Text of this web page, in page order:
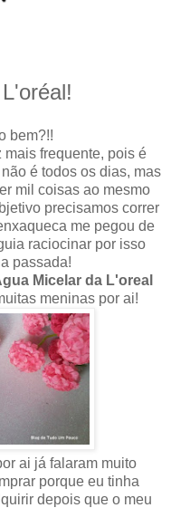
bem?!!
mais frequente, pois é
é todos os dias, mas
mil coisas ao mesmo
precisamos correr
me pegou de
raciocinar por isso
passada!
Micelar da L'oreal
meninas por ai!
ai já falaram muito
porque eu tinha
depois que o meu